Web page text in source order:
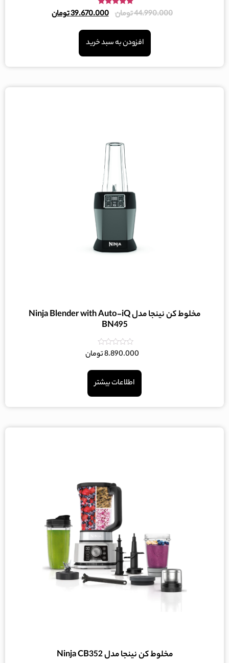
امتیاز
5.00
44.990.000تومان 39.670.000تومان
افزودن به سبد خرید
مخلوط کن نینجا مدل Ninja Blender with Auto-iQ
BN495
امتیاز
5
8.890.000تومان
اطلاعات بیشتر
مخلوط کن نینجا مدل Ninja CB352